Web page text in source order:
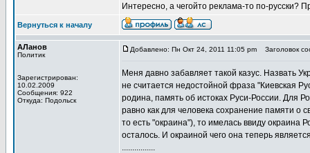
Интересно, а чегойто реклама-то по-русски?
Вернуться к началу
АЛанов
Политик
Зарегистрирован:
10.02.2009
Сообщения: 922
Откуда: Подольск
Добавлено: Пн Окт 24, 2011 11:05 pm Заголовок
Меня давно забавляет такой казус. Назвать
не считается недостойной фраза "Киевская
родина, память об истоках Руси-России. Для
равно как для человека сохранение памяти о
то есть "окраина"), то имелась ввиду окраина
осталось. И окраиной чего она теперь
................